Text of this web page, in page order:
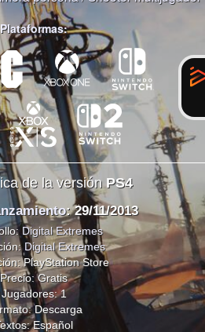
Plataformas:
de la versiónPS4
: 29/11/2013
Digital Extremes
Digital Extremes
PlayStation Store
Precio: Gratis
Jugadores: 1
Descarga
Español